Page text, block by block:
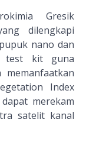
Gresik
dilengkapi
nano dan
test kit guna
Index
merekam
satelit kanal